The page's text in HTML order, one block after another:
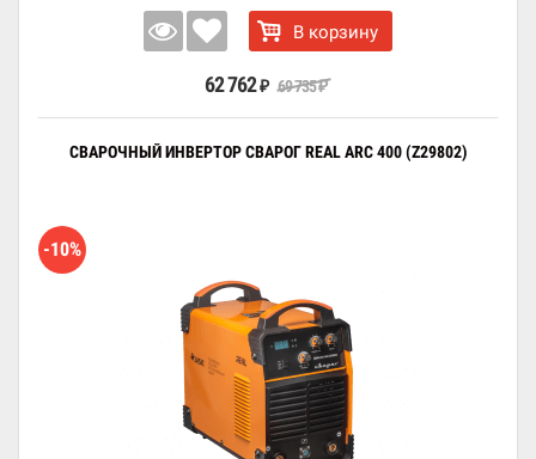
В корзину
62 762 ₽ 69 735₽
СВАРОЧНЫЙ ИНВЕРТОР СВАРОГ REAL ARC 400 (Z29802)
-10%